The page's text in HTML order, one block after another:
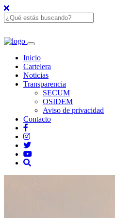
Inicio
Cartelera
Noticias
Transparencia
SECUM
OSIDEM
Aviso de privacidad
Contacto